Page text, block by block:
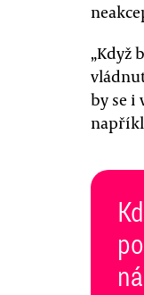
„Když
by se i